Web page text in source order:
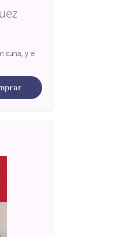
cuna, y el